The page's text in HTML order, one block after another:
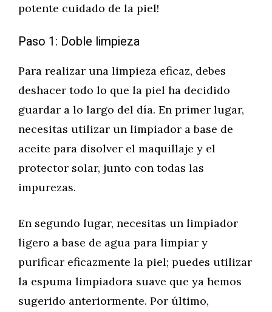
potente cuidado de la piel!
Paso 1: Doble limpieza
Para realizar una limpieza eficaz, debes
deshacer todo lo que la piel ha decidido
guardar a lo largo del día. En primer lugar,
necesitas utilizar un limpiador a base de
aceite para disolver el maquillaje y el
protector solar, junto con todas las
impurezas.
En segundo lugar, necesitas un limpiador
ligero a base de agua para limpiar y
purificar eficazmente la piel; puedes utilizar
la espuma limpiadora suave que ya hemos
sugerido anteriormente. Por último,